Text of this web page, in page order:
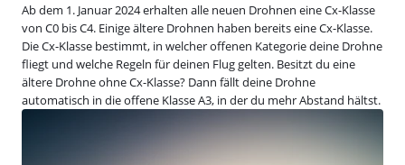
Ab dem 1. Januar 2024 erhalten alle neuen Drohnen eine Cx-Klasse
von C0 bis C4. Einige ältere Drohnen haben bereits eine Cx-Klasse.
Die Cx-Klasse bestimmt, in welcher offenen Kategorie deine Drohne
fliegt und welche Regeln für deinen Flug gelten. Besitzt du eine
ältere Drohne ohne Cx-Klasse? Dann fällt deine Drohne
automatisch in die offene Klasse A3, in der du mehr Abstand hältst.